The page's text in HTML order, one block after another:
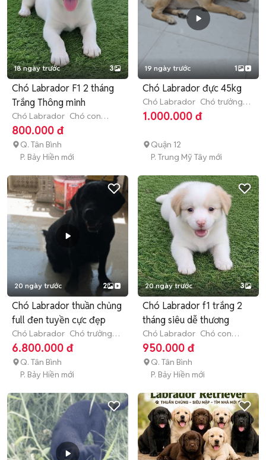
18 ngày trước 3
Chó Labrador F1 2 tháng
Trắng Thông minh
Chó Labrador Chó con
(dưới 3 tháng tuổi)
800.000 đ
Q. Tân Bình
P. Bảy Hiền mới
19 ngày trước 1
Chó Labrador đực 45kg
Chó Labrador Chó trưởng
thành (hơn 1 tuổi)
1.000.000 đ
Quận 12
P. Trung Mỹ Tây mới
20 ngày trước 2
Chó Labrador thuần chủng
full đen tuyền cực đẹp
Chó Labrador Chó trưởng
thành (hơn 1 tuổi)
6.800.000 đ
Q. Tân Bình
P. Bảy Hiền mới
20 ngày trước 3
Chó Labrador f1 trắng 2
tháng siêu dễ thương
Chó Labrador Chó con
(dưới 3 tháng tuổi)
950.000 đ
Q. Tân Bình
P. Bảy Hiền mới